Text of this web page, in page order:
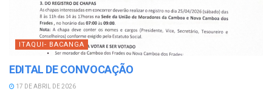
ITAQUI- BACANGA
EDITAL DE CONVOCAÇÃO
17 DE ABRIL DE 2026